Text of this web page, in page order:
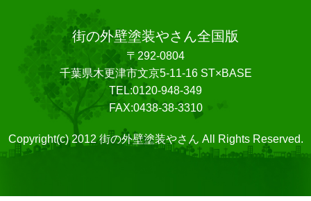
街の外壁塗装やさん全国版
〒292-0804
千葉県木更津市文京5-11-16 ST×BASE
TEL:0120-948-349
FAX:0438-38-3310
Copyright(c) 2012 街の外壁塗装やさん All Rights Reserved.